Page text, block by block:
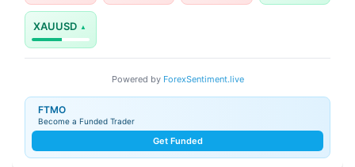
XAUUSD
Powered by ForexSentiment.live
FTMO
Become a Funded Trader
Get Funded